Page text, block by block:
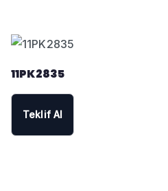
11PK2835
Teklif Al